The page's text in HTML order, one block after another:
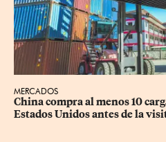
MERCADOS
China compra al menos 10
Estados Unidos antes de la